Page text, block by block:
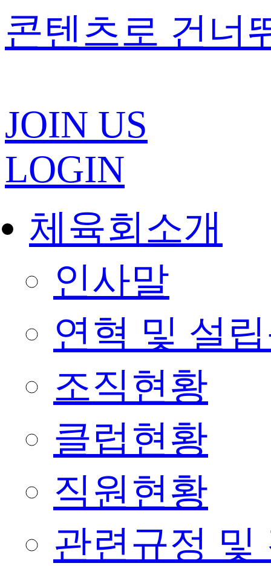
콘텐츠로 건너
JOIN US
LOGIN
체육회소개
인사말
연혁 및 설
조직현황
클럽현황
직원현황
관련규정 및